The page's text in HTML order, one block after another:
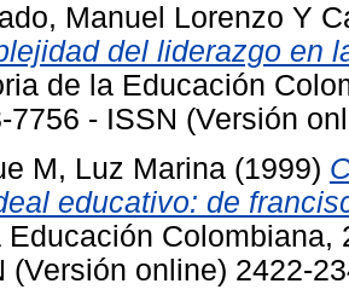
Manuel Lorenzo Y
del liderazgo en
de la Educación
7756 - ISSN (Versión
M, Luz Marina (1999)
educativo: de
Educación Colombiana,
(Versión online) 2422-